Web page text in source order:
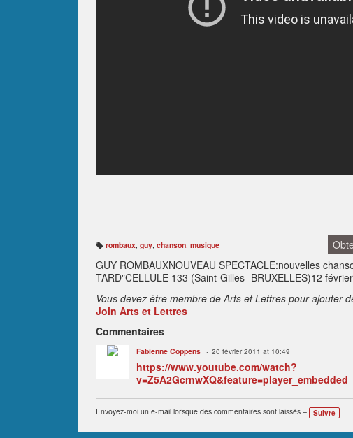
B
ali
s
e
s
rombaux, guy, chanson, musique
GUY ROMBAUXNOUVEAU SPECTACLE:nouvelles
TARD"CELLULE 133 (Saint-Gilles- BRUXELLES)12
Vous devez être membre de Arts et Lettres pour ajouter
Join Arts et Lettres
Commentaires
Fabienne Coppens 20 février 2011 at 10:49
https://www.youtube.com/watch?
v=Z5A2GcrnwXQ&feature=player_embedded
Envoyez-moi un e-mail lorsque des commentaires sont laissés – Suivre